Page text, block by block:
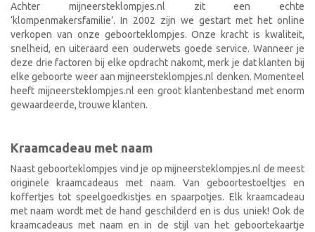
Achter mijneersteklompjes.nl zit een echte
‘klompenmakersfamilie’. In 2002 zijn we gestart met het online
verkopen van onze geboorteklompjes. Onze kracht is kwaliteit,
snelheid, en uiteraard een ouderwets goede service. Wanneer je
deze drie factoren bij elke opdracht nakomt, merk je dat klanten bij
elke geboorte weer aan mijneersteklompjes.nl denken. Momenteel
heeft mijneersteklompjes.nl een groot klantenbestand met enorm
gewaardeerde, trouwe klanten.
Kraamcadeau met naam
Naast geboorteklompjes vind je op mijneersteklompjes.nl de meest
originele kraamcadeaus met naam. Van geboortestoeltjes en
koffertjes tot speelgoedkistjes en spaarpotjes. Elk kraamcadeau
met naam wordt met de hand geschilderd en is dus uniek! Ook de
kraamcadeaus met naam en in de stijl van het geboortekaartje